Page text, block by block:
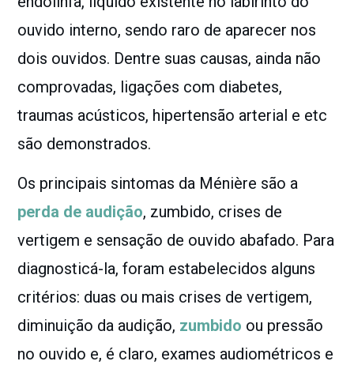
ouvido interno, sendo raro de aparecer nos
dois ouvidos. Dentre suas causas, ainda não
comprovadas, ligações com diabetes,
traumas acústicos, hipertensão arterial e etc
são demonstrados.
Os principais sintomas da Ménière são a
perda de audição, zumbido, crises de
vertigem e sensação de ouvido abafado. Para
diagnosticá-la, foram estabelecidos alguns
critérios: duas ou mais crises de vertigem,
diminuição da audição, zumbido ou pressão
no ouvido e, é claro, exames audiométricos e